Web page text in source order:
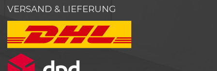
VERSAND & LIEFERUNG